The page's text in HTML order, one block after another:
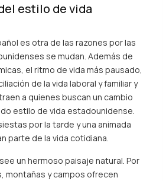
estilo de vida
es otra de las razones por las
se mudan. Además de
el ritmo de vida más pausado,
de la vida laboral y familiar y
a quienes buscan un cambio
estilo de vida estadounidense.
por la tarde y una animada
parte de la vida cotidiana.
un hermoso paisaje natural. Por
montañas y campos ofrecen